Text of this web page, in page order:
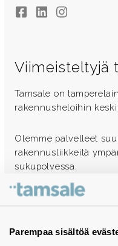
Parempaa sisältöä
FacebookLinkedInInstagram
Viimeisteltyjä
Tamsale on
rakennusheloihin
Olemme palvelleet
rakennusliikkeitä
sukupolvessa.
Ota yhteyttä -
Tuotekuvastot